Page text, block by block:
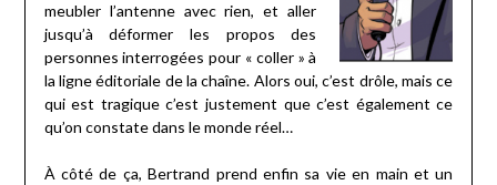
meubler l’antenne avec rien, et aller
jusqu’à déformer les propos des
personnes interrogées pour « coller » à
la ligne éditoriale de la chaîne. Alors oui, c’est drôle, mais ce
qui est tragique c’est justement que c’est également ce
qu’on constate dans le monde réel…
À côté de ça, Bertrand prend enfin sa vie en main et un